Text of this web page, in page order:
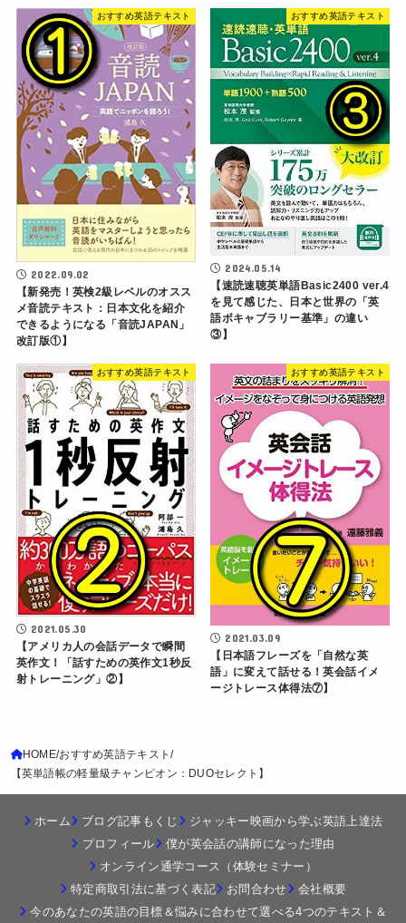
おすすめ英語テキスト
2022.09.02
【新発売！英検2級レベルのオスス
メ音読テキスト：日本文化を紹介
できるようになる「音読JAPAN」
改訂版①】
おすすめ英語テキスト
2024.05.14
【速読速聴英単語Basic2400 ver.4
を見て感じた、日本と世界の「英
語ボキャブラリー基準」の違い
③】
おすすめ英語テキスト
2021.05.30
【アメリカ人の会話データで瞬間
英作文！「話すための英作文1秒反
射トレーニング」②】
おすすめ英語テキスト
2021.03.09
【日本語フレーズを「自然な英
語」に変えて話せる！英会話イメ
ージトレース体得法⑦】
HOME おすすめ英語テキスト
【英単語帳の軽量級チャンピオン：DUOセレクト】
ホーム ブログ記事もくじ
ジャッキー映画から学ぶ英語上達法
プロフィール
僕が英会話の講師になった理由
オンライン通学コース（体験セミナー）
特定商取引法に基づく表記
お問合わせ
会社概要
今のあなたの英語の目標＆悩みに合わせて選べる4つのテキスト＆